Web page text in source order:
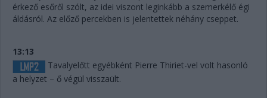
érkező esőről szólt, az idei viszont leginkább a szemerkélő égi
áldásról. Az előző percekben is jelentettek néhány cseppet.
13:13
Tavalyelőtt egyébként Pierre Thiriet-vel volt hasonló
a helyzet – ő végül visszaült.